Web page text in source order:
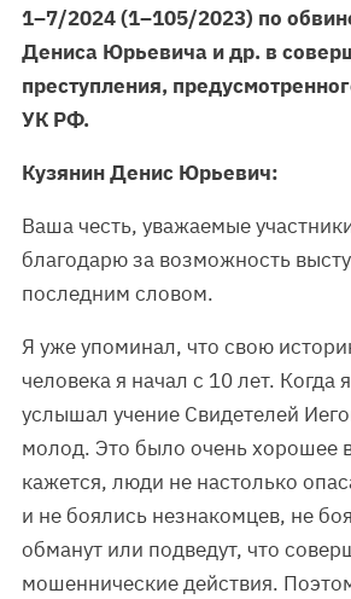
1–7/2024 (1–105/2023) по
Дениса Юрьевича и др. в
преступления,
УК РФ.
Кузянин Денис Юрьевич:
Ваша честь, уважаемые
благодарю за возможность
последним словом.
Я уже упоминал, что свою
человека я начал с 10 лет. Когда
услышал учение Свидетелей
молод. Это было очень хорошее
кажется, люди не настолько
и не боялись незнакомцев, не
обманут или подведут, что
мошеннические действия.